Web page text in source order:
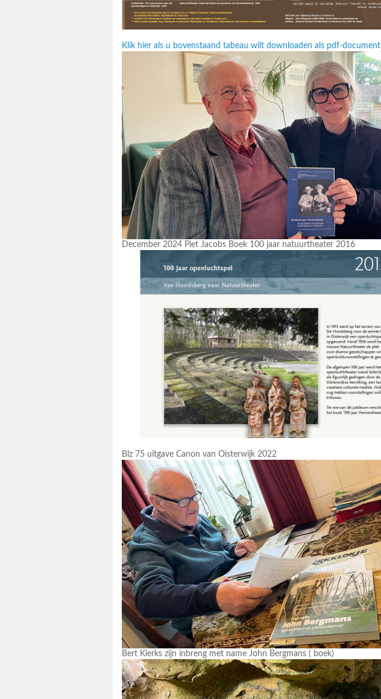
Klik hier als u bovenstaand tabeau wilt downloaden als pdf-document
December 2024 Piet Jacobs Boek 100 jaar natuurtheater 2016
Blz 75 uitgave Canon van Oisterwijk 2022
Bert Klerks zijn inbreng met name John Bergmans ( boek)